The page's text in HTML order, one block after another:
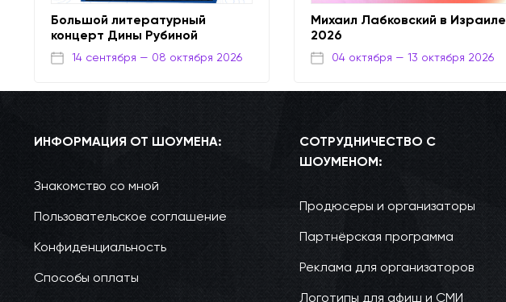
Большой литературный
концерт Дины Рубиной
14 сентября — 08 октября 2026
Михаил Лабковский в Израиле
2026
04 октября — 13 октября 2026
ИНФОРМАЦИЯ ОТ ШОУМЕНА:
Знакомство со мной
Пользовательское соглашение
Конфиденциальность
Способы оплаты
СОТРУДНИЧЕСТВО С
ШОУМЕНОМ:
Продюсеры и организаторы
Партнёрская программа
Реклама для организаторов
Логотипы для афиш и СМИ